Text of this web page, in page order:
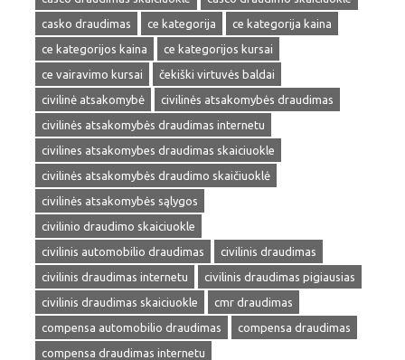
casko draudimas
ce kategorija
ce kategorija kaina
ce kategorijos kaina
ce kategorijos kursai
ce vairavimo kursai
čekiški virtuvės baldai
civilinė atsakomybė
civilinės atsakomybės draudimas
civilinės atsakomybės draudimas internetu
civilines atsakomybes draudimas skaiciuokle
civilinės atsakomybės draudimo skaičiuoklė
civilinės atsakomybės sąlygos
civilinio draudimo skaiciuokle
civilinis automobilio draudimas
civilinis draudimas
civilinis draudimas internetu
civilinis draudimas pigiausias
civilinis draudimas skaiciuokle
cmr draudimas
compensa automobilio draudimas
compensa draudimas
compensa draudimas internetu